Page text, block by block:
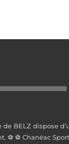
BELZ dispose
⚽ ⚽ Chanéac